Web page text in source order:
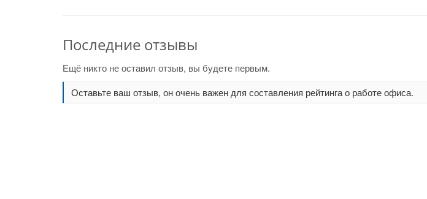
Последние отзывы
Ещё никто не оставил отзыв, вы будете первым.
Оставьте ваш отзыв, он очень важен для составления рейтинга о работе офиса.